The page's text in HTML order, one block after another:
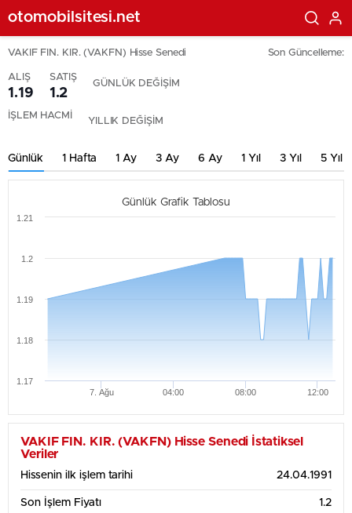
otomobilsitesi.net
VAKIF FIN. KIR. (VAKFN) Hisse Senedi Son Güncelleme:
ALIŞ
1.19
SATIŞ
1.2
GÜNLÜK DEĞİŞİM
İŞLEM HACMİ YILLIK DEĞİŞİM
Günlük 1 Hafta 1 Ay 3 Ay 6 Ay 1 Yıl 3 Yıl 5 Yıl
Günlük Grafik Tablosu
7. Ağu 04:00 08:00 12:00
1.17
1.18
1.19
1.2
1.21
Haftalık Grafik Tablosu
1.2
1.21
1.22
VAKIF FIN. KIR. (VAKFN) Hisse Senedi İstatiksel
Veriler
Hissenin ilk işlem tarihi 24.04.1991
Son İşlem Fiyatı 1.2